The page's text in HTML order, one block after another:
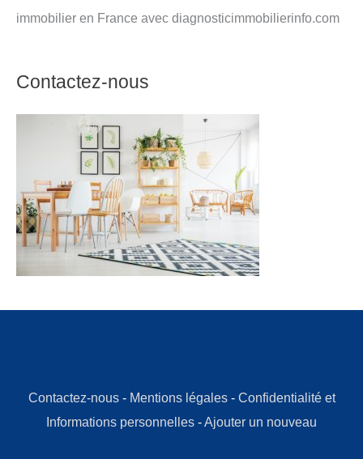
immobilier en France avec diagnosticimmobilierinfo.com
Contactez-nous
Contactez-nous- Mentions légales- Confidentialité et
Informations personnelles - Ajouter un nouveau